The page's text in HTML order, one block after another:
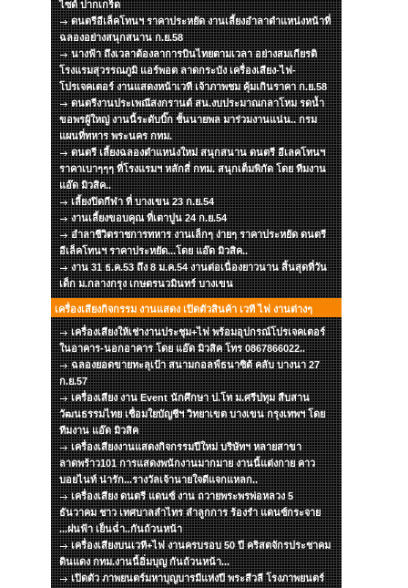
ไซด์ ปากเกร็ด
ดนตรีอีเล็คโทนฯ ราคาประหยัด งานเลี้ยงอำลาตำแหน่งหน้าที่
ฉลองอย่างสนุกสนาน ก.ย.58
นางฟ้า ถึงเวลาต้องลาการบินไทยตามเวลา อย่างสมเกียรติ
โรงแรมสุวรรณภูมิ แอร์พอต ลาดกระบัง เครื่องเสียง-ไฟ-
โปรเจคเตอร์ งานแสดงหน้าเวที เจ้าภาพชม คุ้มเกินราคา ก.ย.58
ดนตรีงานประเพณีสงกรานต์ สน.งบประมาณกลาโหม รดน้ำ
ขอพรผู้ใหญ่ งานนี้ระดับบิ๊ก ชั้นนายพล มาร่วมงานแน่น.. กรม
แผนที่ทหาร พระนคร กทม.
ดนตรี เลี้ยงฉลองตำแหน่งใหม่ สนุกสนาน ดนตรี อีเลคโทนฯ
ราคาเบาๆๆๆ ที่โรงแรมฯ หลักสี่ กทม. สนุกเต็มพิกัด โดย ทีมงาน
แอ๊ด มิวสิค..
เลี้ยงปิดกีฬา ที่ บางเขน 23 ก.ย.54
งานเลี้ยงขอบคุณ ที่เตาปูน 24 ก.ย.54
อำลาชีวิตราชการทหาร งานเล็กๆ ง่ายๆ ราคาประหยัด ดนตรี
อีเล็คโทนฯ ราคาประหยัด...โดย แอ๊ด มิวสิค..
งาน 31 ธ.ค.53 ถึง 8 ม.ค.54 งานต่อเนื่องยาวนาน สิ้นสุดที่วัน
เด็ก ม.กลางกรุง เกษตรนวมินทร์ บางเขน
เครื่องเสียงกิจกรรม งานแสดง เปิดตัวสินค้า เวที ไฟ งานต่างๆ
เครื่องเสียงให้เช่างานประชุม+ไฟ พร้อมอุปกรณ์โปรเจคเตอร์
ในอาคาร-นอกอาคาร โดย แอ๊ด มิวสิค โทร 0867866022..
ฉลองยอดขายทะลุเป้า สนามกอลฟ์ธนาซิต้ คลับ บางนา 27
ก.ย.57
เครื่องเสียง งาน Event นักศึกษา ป.โท ม.ศรีปทุม สืบสาน
วัฒนธรรมไทย เชื่อมใยบัญชีฯ วิทยาเขต บางเขน กรุงเทพฯ โดย
ทีมงาน แอ๊ด มิวสิค
เครื่องเสียงงานแสดงกิจกรรมปีใหม่ บริษัทฯ หลายสาขา
ลาดพร้าว101 การแสดงพนักงานมากมาย งานนี้แต่งกาย คาว
บอยไนท์ น่ารัก...รางวัลเจ้านายใจดีแจกแหลก..
เครื่องเสียง ดนตรี แดนซ์ งาน ถวายพระพรพ่อหลวง 5
ธันวาคม ชาว เทศบาลลำไทร ลำลูกการ ร้องรำ แดนซ์กระจาย
...ฝนฟ้า เย็นฉ่ำ..กันถ้วนหน้า
เครื่องเสียงบนเวที+ไฟ งานครบรอบ 50 ปี คริสตจักรประชาคม
ดินแดง กทม.งานนี้อิ่มบุญ กันถ้วนหน้า...
เปิดตัว ภาพยนตร์มหาบุญบารมีแห่งปี พระสีวลี โรงภาพยนตร์